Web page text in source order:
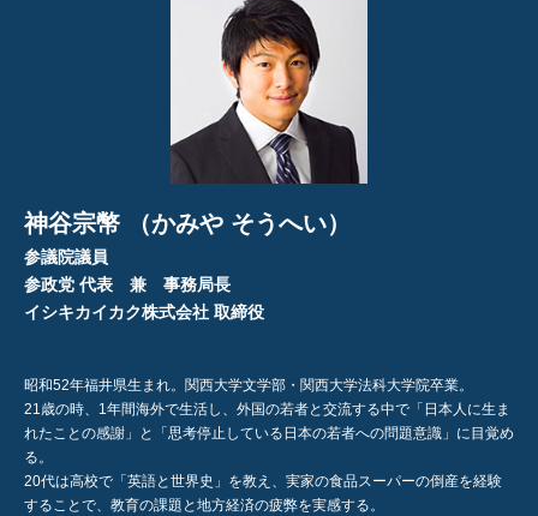
神谷宗幣 （かみや そうへい）
参議院議員
参政党 代表 兼 事務局長
イシキカイカク株式会社 取締役
昭和52年福井県生まれ。関西大学文学部・関西大学法科大学院卒業。
21歳の時、1年間海外で生活し、外国の若者と交流する中で「日本人に生ま
れたことの感謝」と「思考停止している日本の若者への問題意識」に目覚め
る。
20代は高校で「英語と世界史」を教え、実家の食品スーパーの倒産を経験
することで、教育の課題と地方経済の疲弊を実感する。